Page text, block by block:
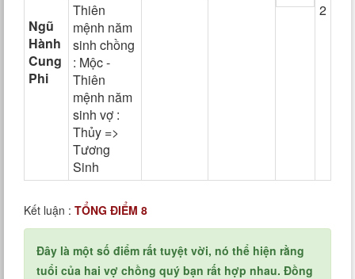
Ngũ
Hành
Cung
Phi
Thiên
mệnh năm
sinh chồng
: Mộc -
Thiên
mệnh năm
sinh vợ :
Thủy =>
Tương
Sinh
2
Kết luận : TỔNG ĐIỂM 8
Đây là một số điểm rất tuyệt vời, nó thể hiện rằng
tuổi của hai vợ chồng quý bạn rất hợp nhau. Đồng